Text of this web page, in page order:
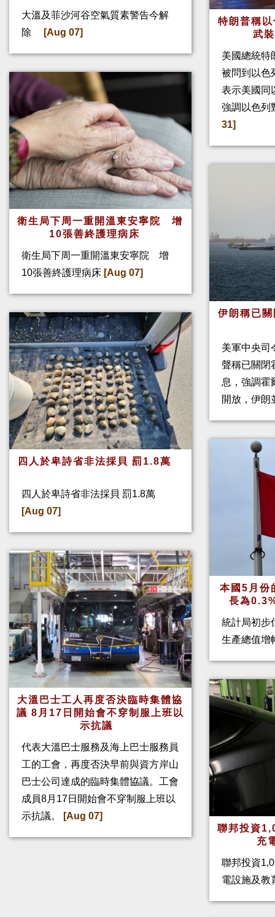
大溫及菲沙河谷空氣質素警告今解
除
[Aug 07]
衛生局下周一重開溫東安寧院 增
10張善終護理病床
衛生局下周一重開溫東安寧院 增
10張善終護理病床 [Aug 07]
四人於卑詩省非法採貝 罰1.8萬
四人於卑詩省非法採貝 罰1.8萬
[Aug 07]
大溫巴士工人再度否決臨時集體協
議 8月17日開始會不穿制服上班以
示抗議
代表大溫巴士服務及海上巴士服務員
工的工會，再度否決早前與資方岸山
巴士公司達成的臨時集體協議。工會
成員8月17日開始會不穿制服上班以
示抗議。
[Aug 07]
特朗普稱
武
美國總統特
被問到以色
表示美國同
強調以色列
31]
伊朗稱已
美軍中央司
聲稱已關閉
息，強調霍
開放，伊
本國5月份
長為
統計局初步
生產總值增
聯邦投資
充
聯邦投資
電設施及教